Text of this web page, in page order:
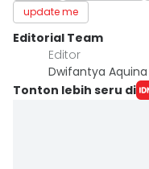
update me
Editorial Team
Editor
Dwifantya Aquina
Tonton lebih seru di